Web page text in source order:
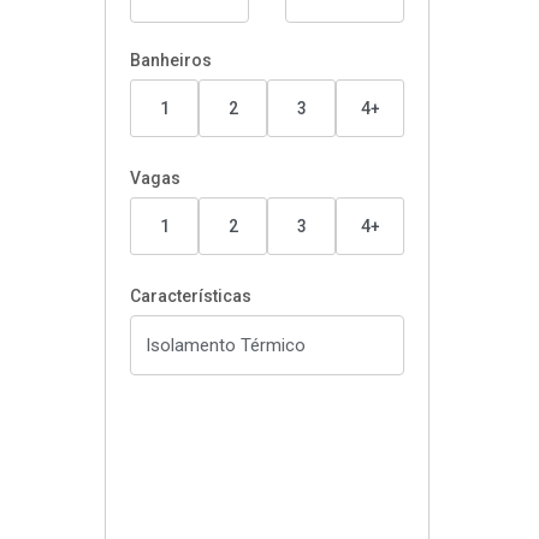
Banheiros
1 2 3 4+
Vagas
1 2 3 4+
Características